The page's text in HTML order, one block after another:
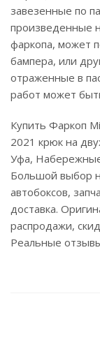
завезенные по
произведенные
фаркопа, может
бампера, или
отраженные в
работ может
Купить Фаркоп
2021 крюк на
Уфа,
Большой выбор
автобоксов,
доставка.
распродажи,
Реальные